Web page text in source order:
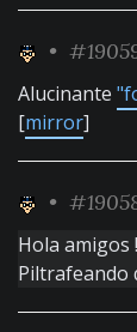
•
Alucinante
[mirror]
•
Hola amigos
Piltrafeando